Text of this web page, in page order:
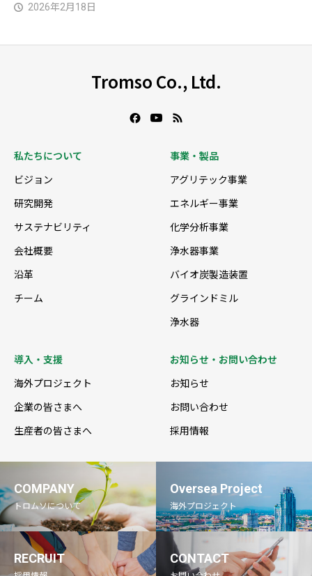
2026年2月18日
Tromso Co., Ltd.
私たちについて
ビジョン
研究開発
サステナビリティ
会社概要
沿革
チーム
事業・製品
アグリテック事業
エネルギー事業
化学分析事業
浄水器事業
バイオ炭製造装置
グラインドミル
浄水器
導入・支援
海外プロジェクト
企業の皆さまへ
生産者の皆さまへ
お知らせ・お問い合わせ
お知らせ
お問い合わせ
採用情報
COMPANY
トロムソについて
Oversea Project
海外プロジェクト
RECRUIT CONTACT